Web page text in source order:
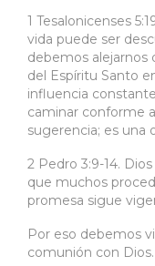
1 Tesalonicenses
vida puede ser
debemos alejarnos
del Espíritu Santo
influencia
caminar conforme
sugerencia; es una
2 Pedro 3:9-14.
que muchos
promesa sigue
Por eso debemos
comunión con